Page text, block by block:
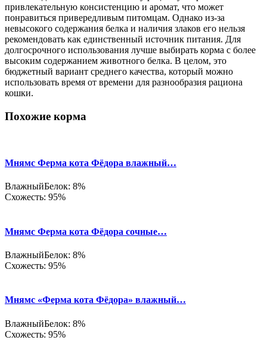
привлекательную консистенцию и аромат, что может
понравиться привередливым питомцам. Однако из-за
невысокого содержания белка и наличия злаков его нельзя
рекомендовать как единственный источник питания. Для
долгосрочного использования лучше выбирать корма с более
высоким содержанием животного белка. В целом, это
бюджетный вариант среднего качества, который можно
использовать время от времени для разнообразия рациона
кошки.
Похожие корма
Мнямс Ферма кота Фёдора влажный…
ВлажныйБелок: 8%
Схожесть: 95%
Мнямс Ферма кота Фёдора сочные…
ВлажныйБелок: 8%
Схожесть: 95%
Мнямс «Ферма кота Фёдора» влажный…
ВлажныйБелок: 8%
Схожесть: 95%